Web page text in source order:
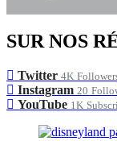
SUR NOS
Twitter 4K
Instagram 20
YouTube 1K